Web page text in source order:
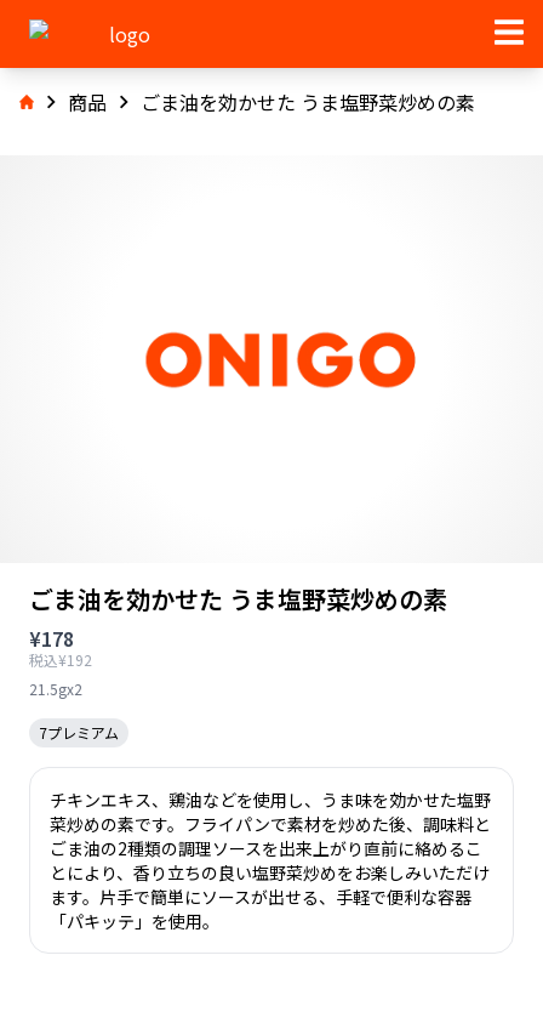
商品 ごま油を効かせた うま塩野菜炒めの素
ごま油を効かせた うま塩野菜炒めの素
¥178
税込¥192
21.5gx2
7プレミアム
チキンエキス、鶏油などを使用し、うま味を効かせた塩野
菜炒めの素です。フライパンで素材を炒めた後、調味料と
ごま油の2種類の調理ソースを出来上がり直前に絡めるこ
とにより、香り立ちの良い塩野菜炒めをお楽しみいただけ
ます。片手で簡単にソースが出せる、手軽で便利な容器
「パキッテ」を使用。